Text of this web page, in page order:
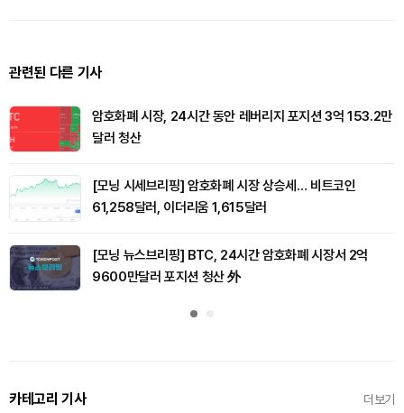
관련된 다른 기사
암호화폐 시장, 24시간 동안 레버리지 포지션 3억 153.2만
달러 청산
[모닝 시세브리핑] 암호화폐 시장 상승세… 비트코인
61,258달러, 이더리움 1,615달러
[모닝 뉴스브리핑] BTC, 24시간 암호화폐 시장서 2억
9600만달러 포지션 청산 外
카테고리 기사 더보기